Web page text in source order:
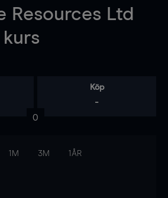
Resources Ltd
kurs
Köp
-
0
1M 3M 1ÅR